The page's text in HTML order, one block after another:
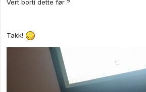
Vert borti dette før ?
Takk!